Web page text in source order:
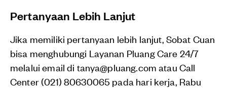
Pertanyaan Lebih Lanjut
Jika memiliki pertanyaan lebih lanjut, Sobat Cuan
bisa menghubungi Layanan Pluang Care 24/7
melalui email di tanya@pluang.com atau Call
Center (021) 80630065 pada hari kerja, Rabu